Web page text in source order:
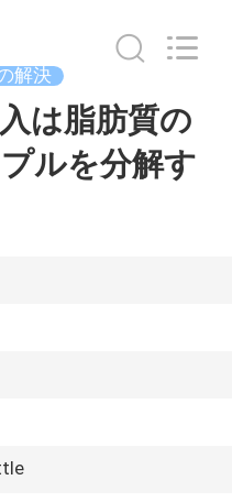
解決
は脂肪質の
ルを分解す